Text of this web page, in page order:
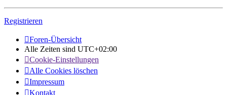
Registrieren
Foren-Übersicht
Alle Zeiten sind UTC+02:00
Cookie-Einstellungen
Alle Cookies löschen
Impressum
Kontakt